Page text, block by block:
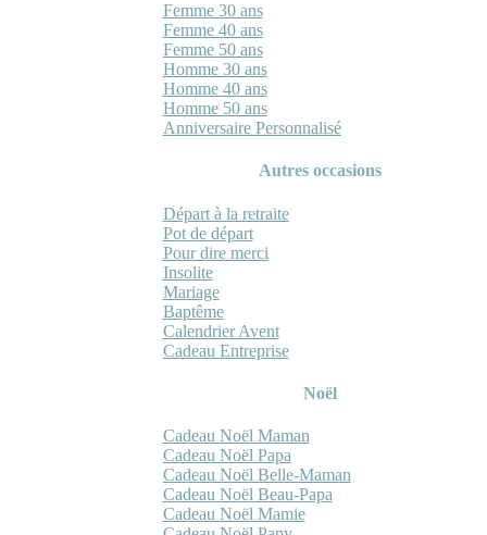
Femme 30 ans
Femme 40 ans
Femme 50 ans
Homme 30 ans
Homme 40 ans
Homme 50 ans
Anniversaire Personnalisé
Autres occasions
Départ à la retraite
Pot de départ
Pour dire merci
Insolite
Mariage
Baptême
Calendrier Avent
Cadeau Entreprise
Noël
Cadeau Noël Maman
Cadeau Noël Papa
Cadeau Noël Belle-Maman
Cadeau Noël Beau-Papa
Cadeau Noël Mamie